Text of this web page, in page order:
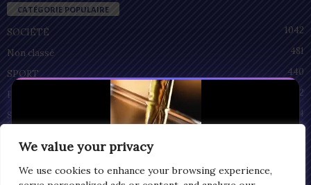
We value your privacy
We use cookies to enhance your browsing experience,
CATÉGORIE POPULAIRE
SOCIÉTÉ
1042
Non classé
481
SPORT
440
POLITIQUE
212
SANTÉ
94